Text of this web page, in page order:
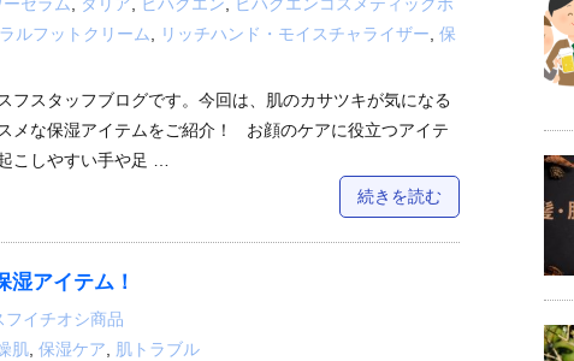
ルフットクリーム リッチハンド・モイスチャライザー 保
フスタッフブログです。今回は、肌のカサツキが気になる
メな保湿アイテムをご紹介！ お顔のケアに役立つアイテ
こしやすい手や足 …
続きを読む
湿アイテム！
フイチオシ商品
肌, 保湿ケア, 肌トラブル